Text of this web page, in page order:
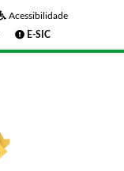
Acessibilidade
E-SIC